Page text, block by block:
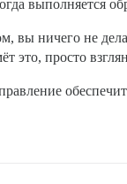
выполняется
вы ничего не
это, просто